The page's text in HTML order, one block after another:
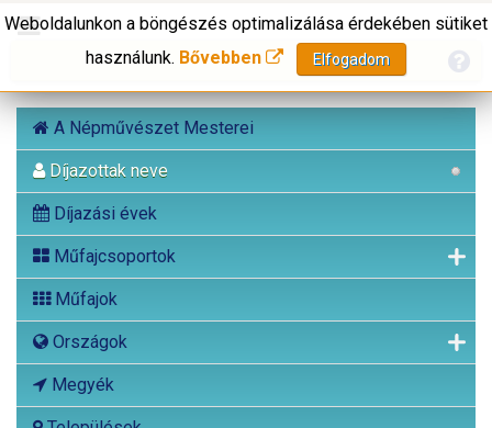
A Népművészet Mesterei
Díjazottak neve
Díjazási évek
Műfajcsoportok
Műfajok
Országok
Megyék
Weboldalunkon a böngészés optimalizálása érdekében sütiket
használunk. Bővebben Elfogadom